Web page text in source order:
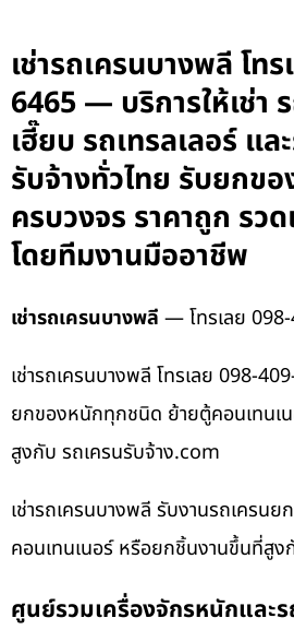
เช่ารถเครนบางพลี โท
6465 — บริการให้เช่า
เฮี๊ยบ รถเทรลเลอร์ แล
รับจ้างทั่วไทย รับยกข
ครบวงจร ราคาถูก รว
โดยทีมงานมืออาชีพ
เช่ารถเครนบางพลี — โทรเลย
เช่ารถเครนบางพลี โทรเลย 098-
ยกของหนักทุกชนิด ย้ายตู้คอนเทนเ
สูงกับ รถเครนรับจ้าง.com
เช่ารถเครนบางพลี รับงานรถเครน
คอนเทนเนอร์ หรือยกชิ้นงานขึ้นที่สู
ศูนย์รวมเครื่องจักรหนักและ